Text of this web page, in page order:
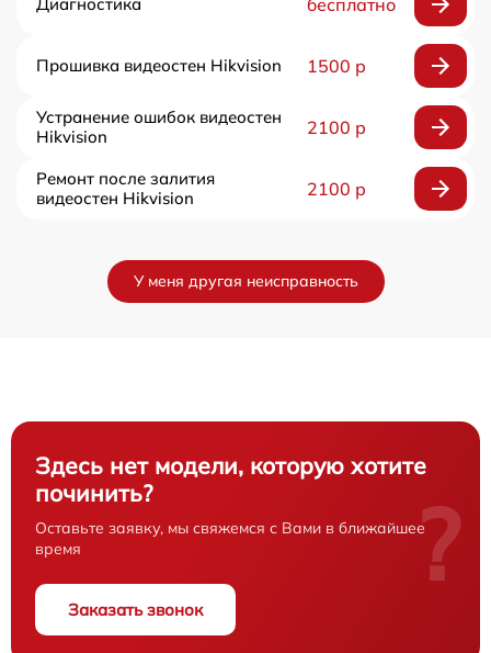
Диагностика бесплатно
Прошивка видеостен Hikvision 1500 р
Устранение ошибок видеостен
Hikvision
2100 р
Ремонт после залития
видеостен Hikvision
2100 р
У меня другая неисправность
Здесь нет модели, которую хотите
починить?
Оставьте заявку, мы свяжемся с Вами в ближайшее
время
Заказать звонок
?